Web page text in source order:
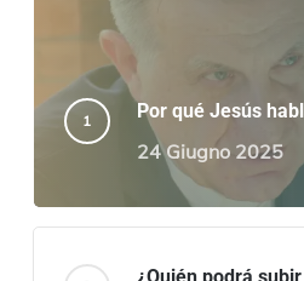
Por qué Jesús
24 Giugno 2025